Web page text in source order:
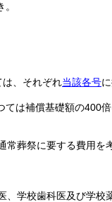
は、それぞれ当該各号
ては補償基礎額の400
常葬祭に要する費用を
、学校歯科医及び学校